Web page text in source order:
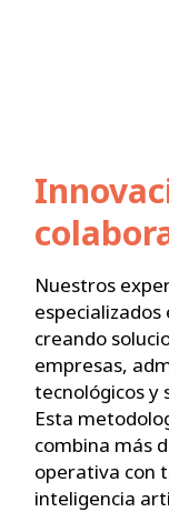
Nuestros
creando
empresas,
tecnológicos y
Esta
combina más
operativa con
inteligencia